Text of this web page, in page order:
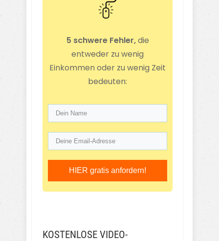
5 schwere Fehler,die
entweder zu wenig
Einkommen oder zu wenig Zeit
bedeuten:
HIER gratis anfordern!
KOSTENLOSE VIDEO-